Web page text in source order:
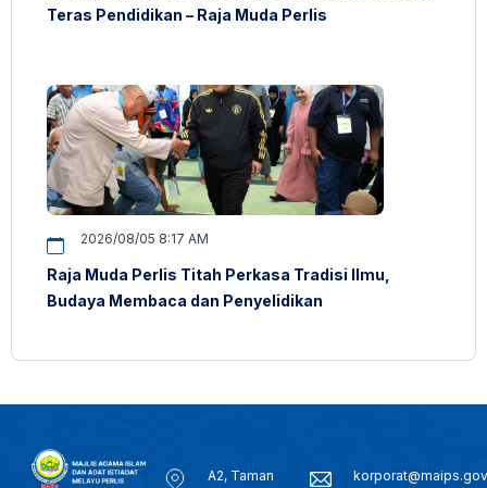
Teras Pendidikan – Raja Muda Perlis
2026/08/05 8:17 AM
Raja Muda Perlis Titah Perkasa Tradisi Ilmu,
Budaya Membaca dan Penyelidikan
A2, Taman